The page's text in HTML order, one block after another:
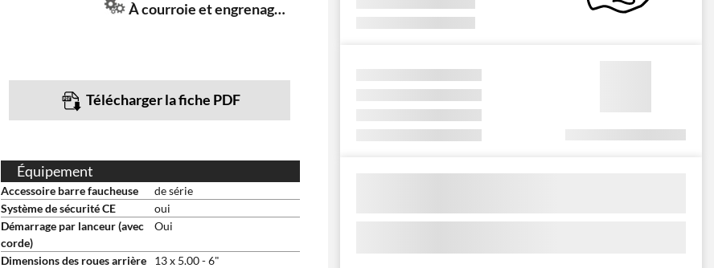
À courroie et engrenages
Télécharger la fiche PDF
Équipement
Accessoire barre faucheuse
de série
Système de sécurité CE
oui
Démarrage par lanceur (avec
corde)
Oui
Dimensions des roues arrière
13 x 5.00 - 6"